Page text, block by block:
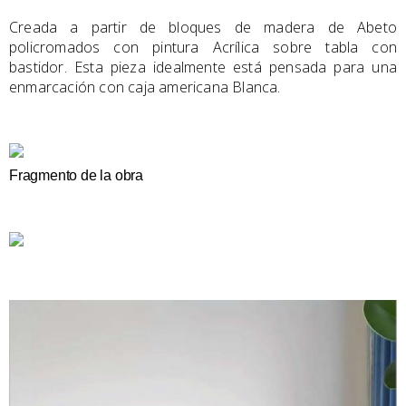
Creada a partir de bloques de madera de Abeto
policromados con pintura Acrílica sobre tabla con
bastidor. Esta pieza idealmente está pensada para una
enmarcación con caja americana Blanca.
Fragmento de la obra